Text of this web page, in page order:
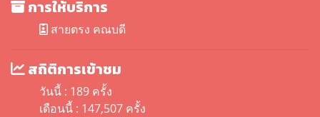
การให้บริการ
สายตรง คณบดี
สถิติการเข้าชม
วันนี้ : 189 ครั้ง
เดือนนี้ : 147,507 ครั้ง